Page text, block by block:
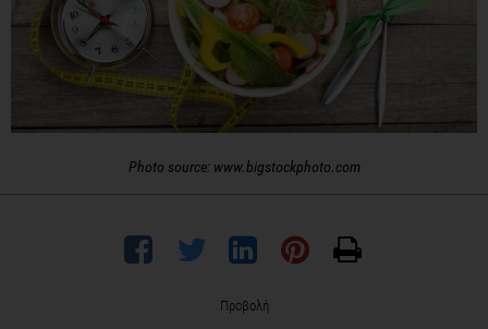
Photo source: www.bigstockphoto.com
Προβολή